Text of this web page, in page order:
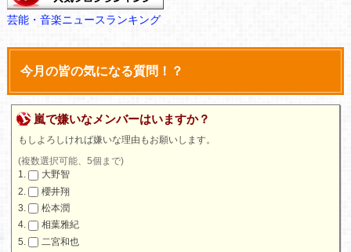
芸能・音楽ニュースランキング
今月の皆の気になる質問！？
嵐で嫌いなメンバーはいますか？
もしよろしければ嫌いな理由もお願いします。
(複数選択可能、5個まで)
大野智
櫻井翔
松本潤
相葉雅紀
二宮和也